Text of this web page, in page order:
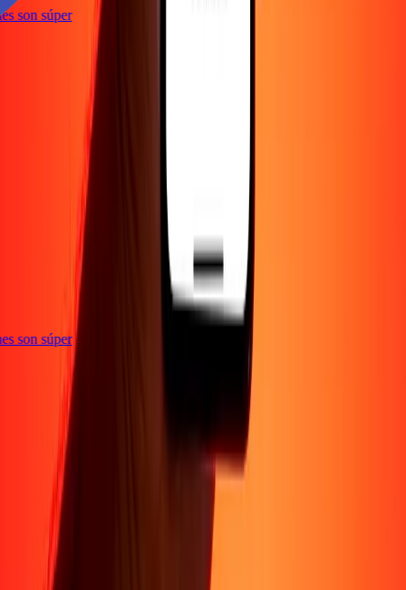
son súper
son súper
Acerca de
Conviértete en agenteConviértete en socio
Conviértete en socio estratégico
Carreras Promociones
Transferencia internacional de dinero
Soporte